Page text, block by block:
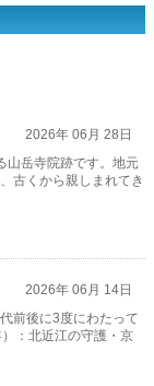
2026年 06月 28日
山岳寺院跡です。地元
古くから親しまれてき
2026年 06月 14日
前後に3度にわたって
：北近江の守護・京